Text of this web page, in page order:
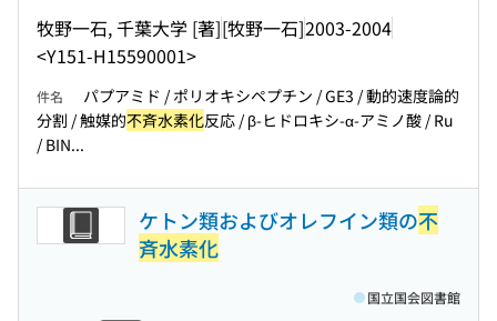
牧野一石, 千葉大学 [著][牧野一石]2003-2004
<Y151-H15590001>
件名
パプアミド / ポリオキシペプチン / GE3 / 動的速度論的
分割 / 触媒的不斉水素化反応 / β-ヒドロキシ-α-アミノ酸 / Ru
/ BIN...
ケトン類およびオレフイン類の不
斉水素化
国立国会図書館